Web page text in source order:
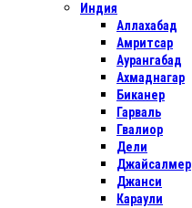
Индия
Аллахабад
Амритсар
Аурангабад
Ахмаднагар
Биканер
Гарваль
Гвалиор
Дели
Джайсалмер
Джанси
Караули